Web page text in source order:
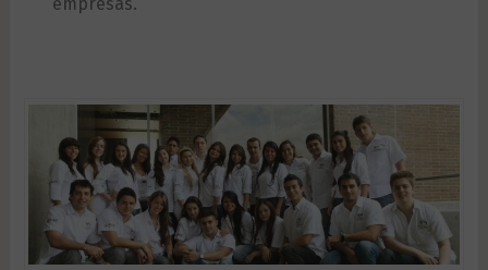
empresas.